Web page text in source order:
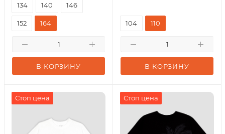
В КОРЗИНУ
134 140 146
152 164
В КОРЗИНУ
104 110
Стоп цена Стоп цена